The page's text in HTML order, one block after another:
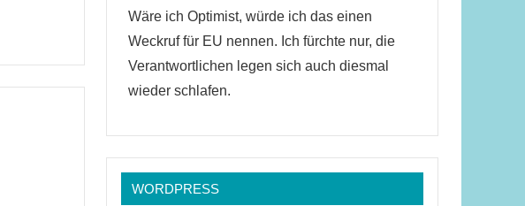
Wäre ich Optimist, würde ich das einen
Weckruf für EU nennen. Ich fürchte nur, die
Verantwortlichen legen sich auch diesmal
wieder schlafen.
WORDPRESS